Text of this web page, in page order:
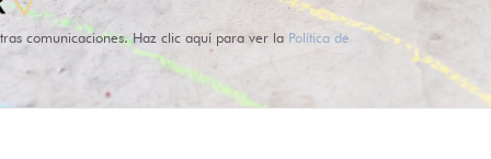
comunicaciones. Haz clic aquí para ver la Política de